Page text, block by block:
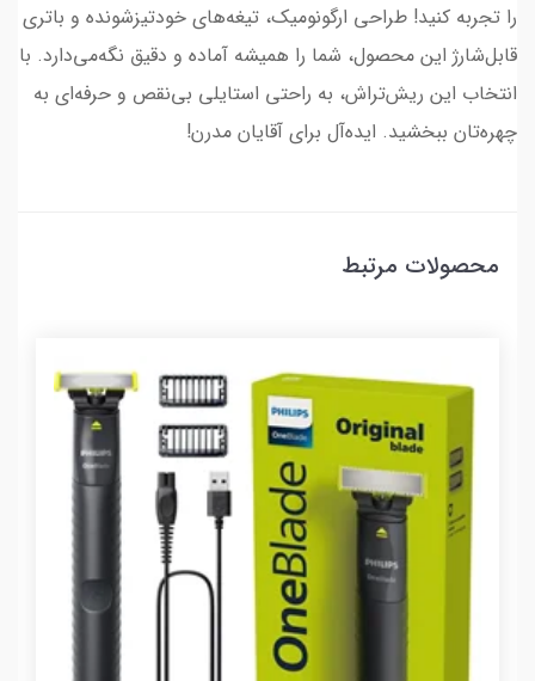
را تجربه کنید! طراحی ارگونومیک، تیغه‌های خودتیزشونده و باتری
قابل‌شارژ این محصول، شما را همیشه آماده و دقیق نگه‌می‌دارد. با
انتخاب این ریش‌تراش، به راحتی استایلی بی‌نقص و حرفه‌ای به
چهره‌تان ببخشید. ایده‌آل برای آقایان مدرن!
محصولات مرتبط